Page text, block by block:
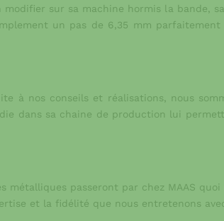
sur sa machine hormis la bande,
un pas de 6,35 mm
à nos conseils et réalisations, nous
dans sa chaine de production lui
métalliques passeront par chez MAAS quoi
et la fidélité que nous entretenons